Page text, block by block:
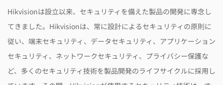
Hikvisionは設立以来、セキュリティを備えた製品の開発に専念し
てきました。Hikvisionは、常に設計によるセキュリティの原則に
従い、端末セキュリティ、データセキュリティ、アプリケーション
セキュリティ、ネットワークセキュリティ、プライバシー保護な
ど、多くのセキュリティ技術を製品開発のライフサイクルに採用し